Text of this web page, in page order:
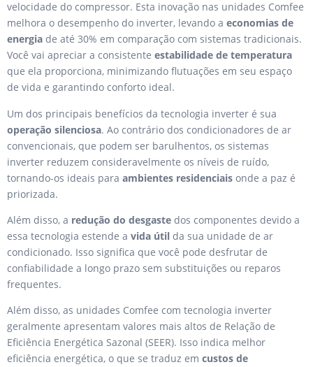
velocidade do compressor. Esta inovação nas unidades Comfee
melhora o desempenho do inverter, levando a economias de
energia de até 30% em comparação com sistemas tradicionais.
Você vai apreciar a consistente estabilidade de temperatura
que ela proporciona, minimizando flutuações em seu espaço
de vida e garantindo conforto ideal.
Um dos principais benefícios da tecnologia inverter é sua
operação silenciosa. Ao contrário dos condicionadores de ar
convencionais, que podem ser barulhentos, os sistemas
inverter reduzem consideravelmente os níveis de ruído,
tornando-os ideais para ambientes residenciais onde a paz é
priorizada.
Além disso, a redução do desgaste dos componentes devido a
essa tecnologia estende a vida útil da sua unidade de ar
condicionado. Isso significa que você pode desfrutar de
confiabilidade a longo prazo sem substituições ou reparos
frequentes.
Além disso, as unidades Comfee com tecnologia inverter
geralmente apresentam valores mais altos de Relação de
Eficiência Energética Sazonal (SEER). Isso indica melhor
eficiência energética, o que se traduz em custos de